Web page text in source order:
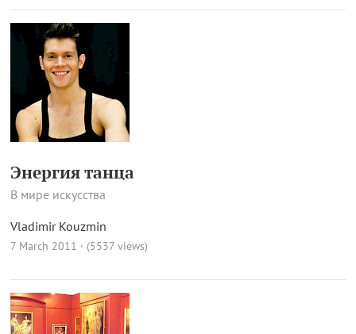
Энергия танца
В мире искусства
Vladimir Kouzmin
7 March 2011 · (5537 views)